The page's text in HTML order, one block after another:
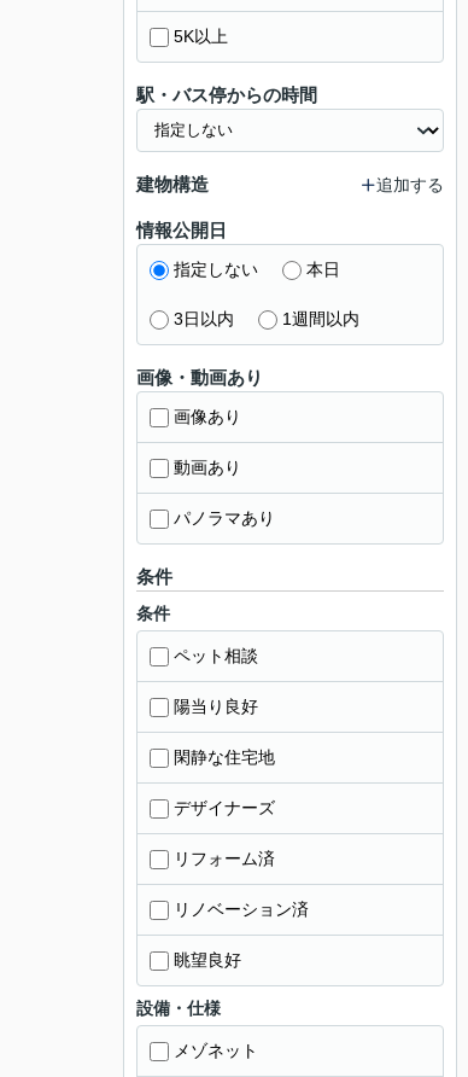
5K以上
駅・バス停からの時間
建物構造 追加する
情報公開日
指定しない 本日
3日以内 1週間以内
画像・動画あり
画像あり
動画あり
パノラマあり
条件
条件
ペット相談
陽当り良好
閑静な住宅地
デザイナーズ
リフォーム済
リノベーション済
眺望良好
設備・仕様
メゾネット